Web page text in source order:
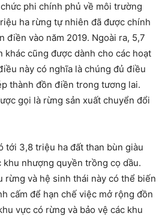
phi chính phủ về môi trường
ha rừng tự nhiên đã được chính
điền vào năm 2019. Ngoài ra, 5,7
cũng được dành cho các hoạt
này có nghĩa là chúng đủ điều
thành đồn điền trong tương lai.
gọi là rừng sản xuất chuyển đổi
tới 3,8 triệu ha đất than bùn giàu
nhượng quyền trồng cọ dầu.
rừng và hệ sinh thái này có thể biến
cấm để hạn chế việc mở rộng đồn
vực có rừng và bảo vệ các khu